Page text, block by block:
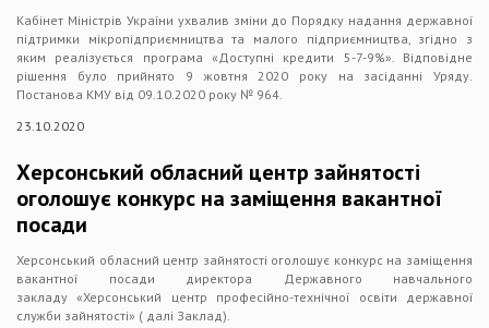
Кабінет Міністрів України ухвалив зміни до Порядку надання державної
підтримки мікропідприємництва та малого підприємництва, згідно з
яким реалізується програма «Доступні кредити 5-7-9%». Відповідне
рішення було прийнято 9 жовтня 2020 року на засіданні Уряду.
Постанова КМУ від 09.10.2020 року № 964.
23.10.2020
Херсонський обласний центр зайнятості
оголошує конкурс на заміщення вакантної
посади
Херсонський обласний центр зайнятості оголошує конкурс на заміщення
вакантної посади директора Державного навчального
закладу «Херсонський центр професійно-технічної освіти державної
служби зайнятості» ( далі Заклад).